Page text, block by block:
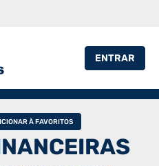
ENTRAR
À FAVORITOS